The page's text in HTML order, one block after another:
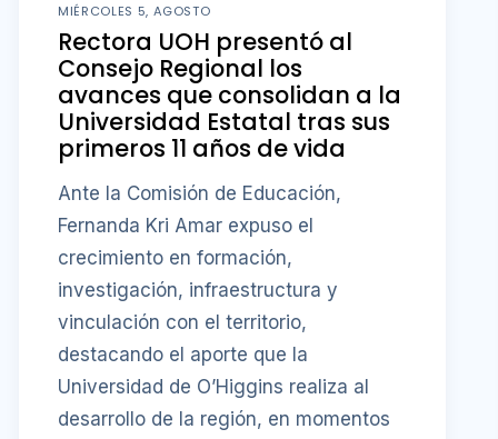
MIÉRCOLES 5, AGOSTO
Rectora UOH presentó al
Consejo Regional los
avances que consolidan a la
Universidad Estatal tras sus
primeros 11 años de vida
Ante la Comisión de Educación,
Fernanda Kri Amar expuso el
crecimiento en formación,
investigación, infraestructura y
vinculación con el territorio,
destacando el aporte que la
Universidad de O’Higgins realiza al
desarrollo de la región, en momentos